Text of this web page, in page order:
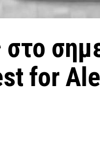
for